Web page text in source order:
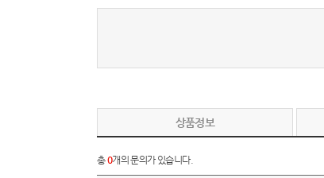
상품정보
총0개의 문의가 있습니다.